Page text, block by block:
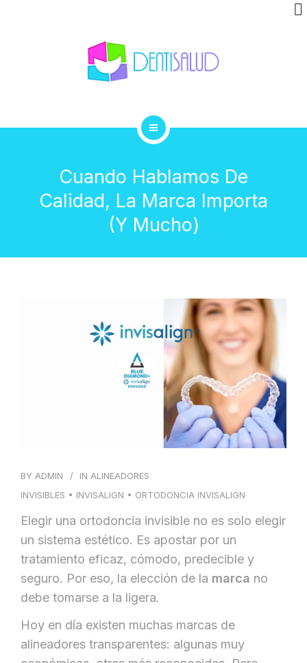
TRATAMIENTOS
INVISALIGN
Cuando Hablamos De
Calidad, La Marca Importa
(y Mucho)
BY ADMIN IN ALINEADORES
INVISIBLES • INVISALIGN • ORTODONCIA INVISALIGN
Elegir una ortodoncia invisible no es solo elegir
un sistema estético. Es apostar por un
tratamiento eficaz, cómodo, predecible y
seguro. Por eso, la elección de la marca no
debe tomarse a la ligera.
Hoy en día existen muchas marcas de
alineadores transparentes: algunas muy